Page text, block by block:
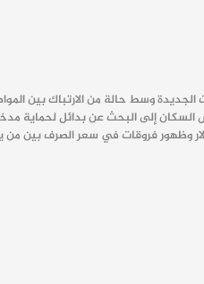
وسط حالة من الارتباك بين
إلى البحث عن بدائل لحماية
وظهور فروقات في سعر الصرف بين